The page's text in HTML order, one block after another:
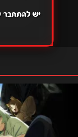
יש להתחבר